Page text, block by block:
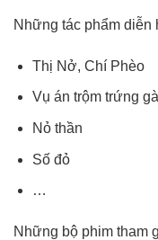
Những tác phẩm diễn
Thị Nở, Chí Phèo
Vụ án trộm trứng gà
Nỏ thần
Số đỏ
…
Những bộ phim tham